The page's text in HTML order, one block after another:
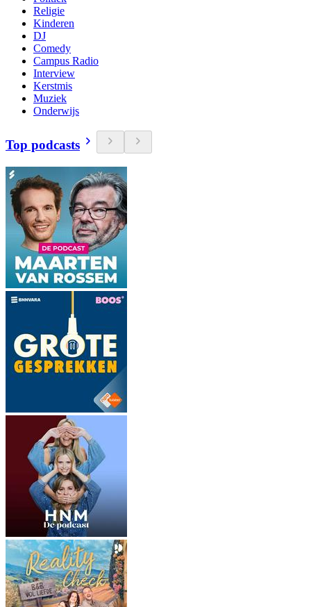
Religie
Kinderen
DJ
Comedy
Campus Radio
Interview
Kerstmis
Muziek
Onderwijs
Top podcasts